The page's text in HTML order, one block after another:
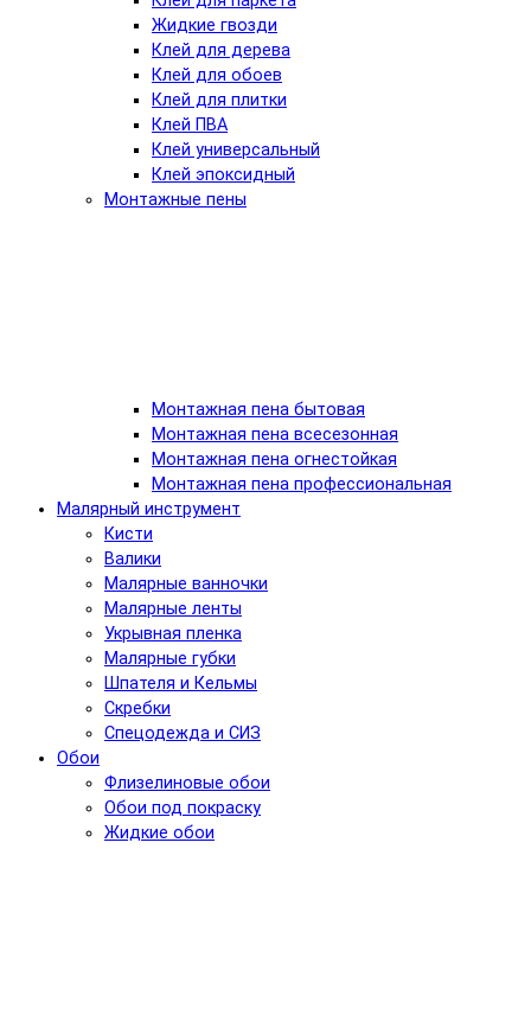
Жидкие гвозди
Клей для дерева
Клей для обоев
Клей для плитки
Клей ПВА
Клей универсальный
Клей эпоксидный
Монтажные пены
Монтажная пена бытовая
Монтажная пена всесезонная
Монтажная пена огнестойкая
Монтажная пена профессиональная
Малярный инструмент
Кисти
Валики
Малярные ванночки
Малярные ленты
Укрывная пленка
Малярные губки
Шпателя и Кельмы
Скребки
Спецодежда и СИЗ
Обои
Флизелиновые обои
Обои под покраску
Жидкие обои